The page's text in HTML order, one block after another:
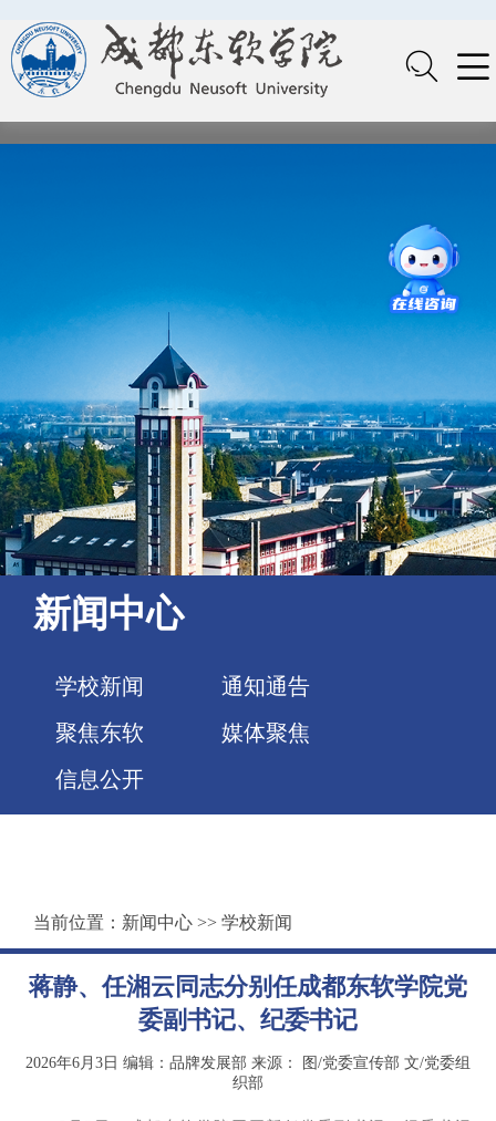
新闻中心
学校新闻
通知通告
聚焦东软
媒体聚焦
信息公开
当前位置： 新闻中心 >> 学校新闻
蒋静、任湘云同志分别任成都东软学院党
委副书记、纪委书记
2026年6月3日 编辑：品牌发展部 来源：
图/党委宣传部 文/党委组
织部